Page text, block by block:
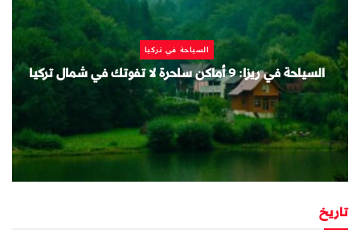
السياحة في تركيا
السياحة في ريزا: 9 أماكن ساحرة لا تفوتك في شمال تركيا
تاريخ